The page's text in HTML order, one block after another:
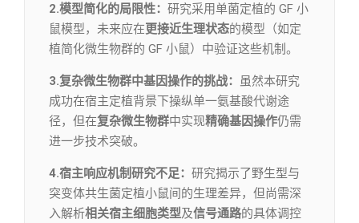
2.模型简化的局限性： 研究采用单菌定植的 GF 小
鼠模型，未来应在更接近生理状态的模型（如定
植简化微生物群的 GF 小鼠）中验证这些机制。
3.复杂微生物群中基因操作的挑战：
虽然本研究
成功在宿主定植背景下操纵单一氨基酸代谢途
径，但在复杂微生物群中实现精确基因操作仍需
进一步技术突破。
4.宿主响应机制研究不足： 研究揭示了野生型与
突变体共生菌定植小鼠间的生理差异，但尚需深
入解析相关宿主细胞类型及信号通路的具体调控